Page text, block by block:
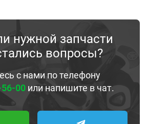
нужной запчасти
вопросы?
с нами по телефону
00или напишите в чат.